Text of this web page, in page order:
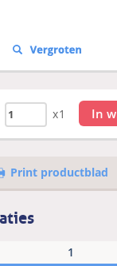
x1 In
Print productblad
1